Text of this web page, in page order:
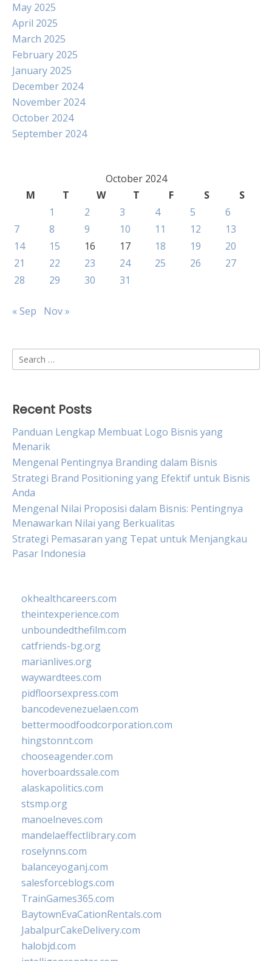
May 2025
April 2025
March 2025
February 2025
January 2025
December 2024
November 2024
October 2024
September 2024
October 2024
M
T W T F S
S
1
2 3 4 5
6
7
8 9 10 11 12
13
14
15 16 17 18 19
20
21
22 23 24 25 26
27
28
29 30 31
« Sep Nov »
Search
for:
Recent Posts
Panduan Lengkap Membuat Logo Bisnis yang
Menarik
Mengenal Pentingnya Branding dalam Bisnis
Strategi Brand Positioning yang Efektif untuk Bisnis
Anda
Mengenal Nilai Proposisi dalam Bisnis: Pentingnya
Menawarkan Nilai yang Berkualitas
Strategi Pemasaran yang Tepat untuk Menjangkau
Pasar Indonesia
okhealthcareers.com
theintexperience.com
unboundedthefilm.com
catfriends-bg.org
marianlives.org
waywardtees.com
pidfloorsexpress.com
bancodevenezuelaen.com
bettermoodfoodcorporation.com
hingstonnt.com
chooseagender.com
hoverboardssale.com
alaskapolitics.com
stsmp.org
manoelneves.com
mandelaeffectlibrary.com
roselynns.com
balanceyoganj.com
salesforceblogs.com
TrainGames365.com
BaytownEvaCationRentals.com
JabalpurCakeDelivery.com
halobjd.com